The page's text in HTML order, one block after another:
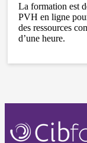
La formation est
PVH en ligne
des ressources
d’une heure.